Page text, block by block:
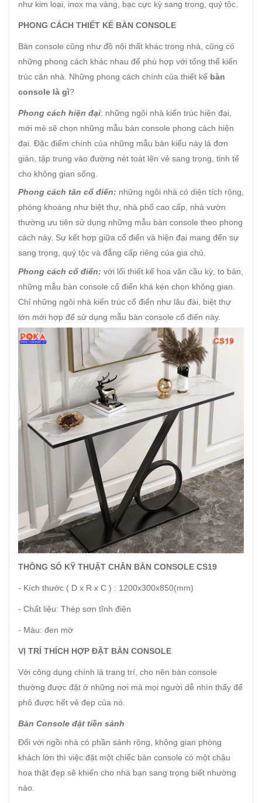
như kim loại, inox mạ vàng, bạc cực kỳ sang trọng, quý tộc.
PHONG CÁCH THIẾT KẾ BÀN CONSOLE
Bàn console cũng như đồ nội thất khác trong nhà, cũng có
những phong cách khác nhau để phù hợp với tổng thể kiến
trúc căn nhà. Những phong cách chính của thiết kế bàn
console là gì?
Phong cách hiện đại: những ngôi nhà kiến trúc hiện đại,
mới mẻ sẽ chọn những mẫu bàn console phong cách hiện
đại. Đặc điểm chính của những mẫu bàn kiểu này là đơn
giản, tập trung vào đường nét toát lên vẻ sang trọng, tinh tế
cho không gian sống.
Phong cách tân cổ điển: những ngôi nhà có diện tích rộng,
phóng khoáng như biệt thự, nhà phố cao cấp, nhà vườn
thường ưu tiên sử dụng những mẫu bàn console theo phong
cách này. Sự kết hợp giữa cổ điển và hiện đại mang đến sự
sang trọng, quý tộc và đẳng cấp riêng của gia chủ.
Phong cách cổ điển: với lối thiết kế hoa văn cầu kỳ, to bản,
những mẫu bàn console cổ điển khá kén chọn không gian.
Chỉ những ngôi nhà kiến trúc cổ điển như lâu đài, biệt thự
lớn mới hợp để sử dụng mẫu bàn console cổ điển này.
THÔNG SỐ KỸ THUẬT CHÂN BÀN CONSOLE CS19
- Kích thước ( D x R x C ) : 1200x300x850(mm)
- Chất liệu: Thép sơn tĩnh điện
- Màu: đen mờ
VỊ TRÍ THÍCH HỢP ĐẶT BÀN CONSOLE
Với công dụng chính là trang trí, cho nên bàn console
thường được đặt ở những nơi mà mọi người dễ nhìn thấy để
phô được hết vẻ đẹp của nó.
Bàn Console đặt tiền sảnh
Đối với ngồi nhà có phần sảnh rộng, không gian phòng
khách lớn thì việc đặt một chiếc bàn console có một chậu
hoa thật đẹp sẽ khiến cho nhà bạn sang trọng biết nhường
nào.